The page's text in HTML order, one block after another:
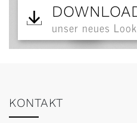
unser neues
KONTAKT